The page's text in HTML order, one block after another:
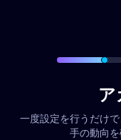
一度設定を行うだけ
手の動向を